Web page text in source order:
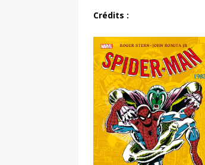
Crédits :